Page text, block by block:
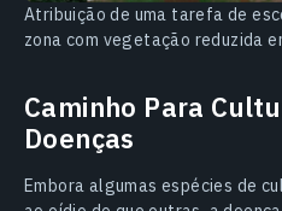
Atribuição de uma tarefa de
zona com vegetação reduzida
Caminho Para
Doenças
Embora algumas espécies de